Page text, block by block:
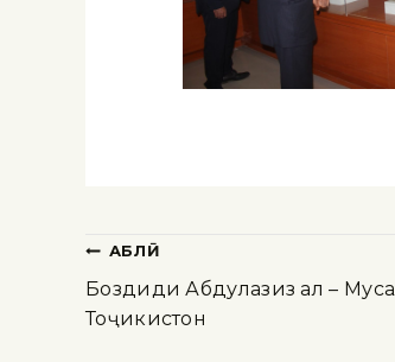
ҚАБЛӢ
Боздиди Абдулазиз ал –
Тоҷикистон